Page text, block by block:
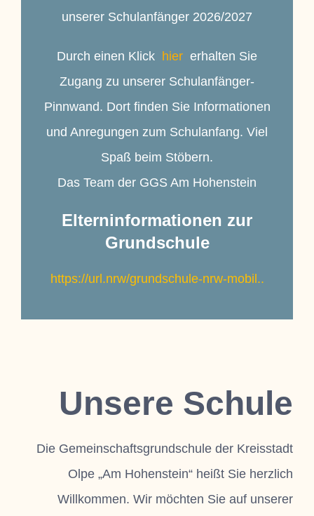
unserer Schulanfänger 2026/2027
Durch einen Klick hier erhalten Sie
Zugang zu unserer Schulanfänger-
Pinnwand. Dort finden Sie Informationen
und Anregungen zum Schulanfang. Viel
Spaß beim Stöbern.
Das Team der GGS Am Hohenstein
Elterninformationen zur
Grundschule
https://url.nrw/grundschule-nrw-mobil..
Unsere Schule
Die Gemeinschaftsgrundschule der Kreisstadt
Olpe „Am Hohenstein“ heißt Sie herzlich
Willkommen. Wir möchten Sie auf unserer